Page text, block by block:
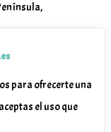
el pedido
en
para ofrecerte una
el uso que